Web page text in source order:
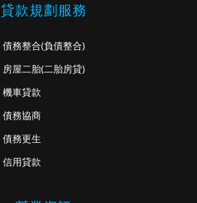
貸款規劃服務
債務整合(負債整合)
房屋二胎(二胎房貸)
機車貸款
債務協商
債務更生
信用貸款